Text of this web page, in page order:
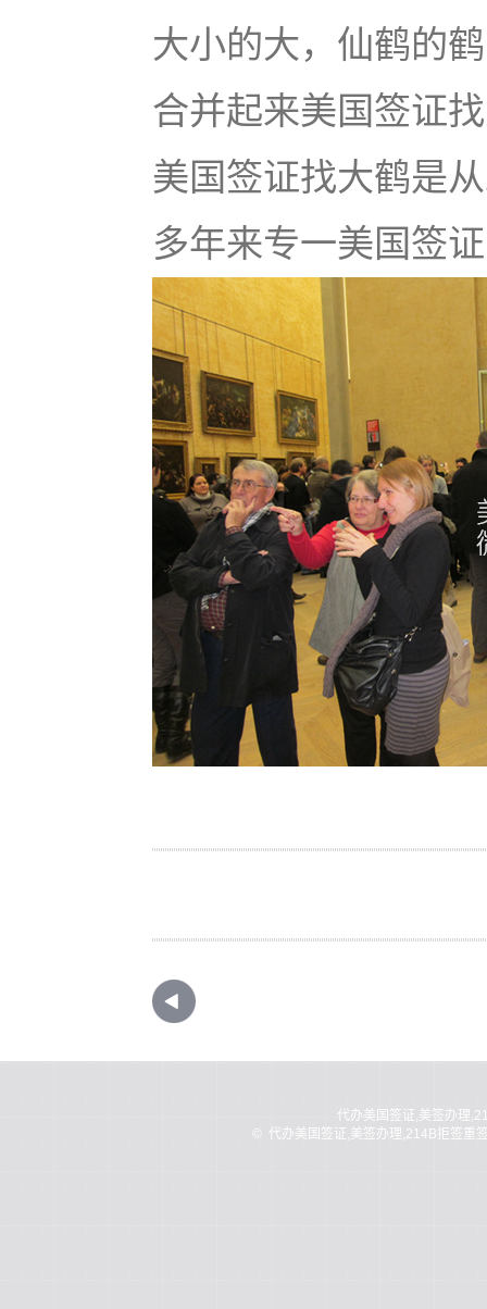
大小的大，仙鹤的
合并起来美国签证
美国签证找大鹤是
多年来专一美国签
代办美国签证,美签办理
代办美国签证,美签办理,214B拒签重